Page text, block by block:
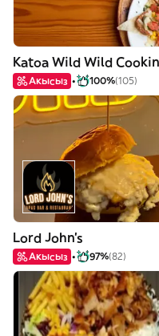
Katoa Wild Wild
Акысыз 100%(105)
Lord John's
Акысыз 97%(82)